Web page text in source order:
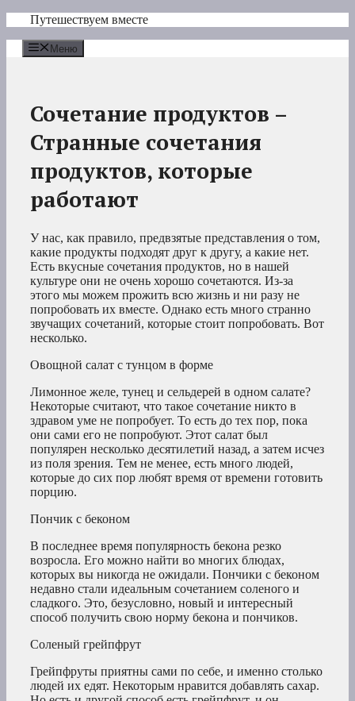
Перейти
содержимому
Путешествуем вместе
Меню
Сочетание продуктов –
Странные сочетания
продуктов, которые
работают
У нас, как правило, предвзятые представления о том,
какие продукты подходят друг к другу, а какие нет.
Есть вкусные сочетания продуктов, но в нашей
культуре они не очень хорошо сочетаются. Из-за
этого мы можем прожить всю жизнь и ни разу не
попробовать их вместе. Однако есть много странно
звучащих сочетаний, которые стоит попробовать. Вот
несколько.
Овощной салат с тунцом в форме
Лимонное желе, тунец и сельдерей в одном салате?
Некоторые считают, что такое сочетание никто в
здравом уме не попробует. То есть до тех пор, пока
они сами его не попробуют. Этот салат был
популярен несколько десятилетий назад, а затем исчез
из поля зрения. Тем не менее, есть много людей,
которые до сих пор любят время от времени готовить
порцию.
Пончик с беконом
В последнее время популярность бекона резко
возросла. Его можно найти во многих блюдах,
которых вы никогда не ожидали. Пончики с беконом
недавно стали идеальным сочетанием соленого и
сладкого. Это, безусловно, новый и интересный
способ получить свою норму бекона и пончиков.
Соленый грейпфрут
Грейпфруты приятны сами по себе, и именно столько
людей их едят. Некоторым нравится добавлять сахар.